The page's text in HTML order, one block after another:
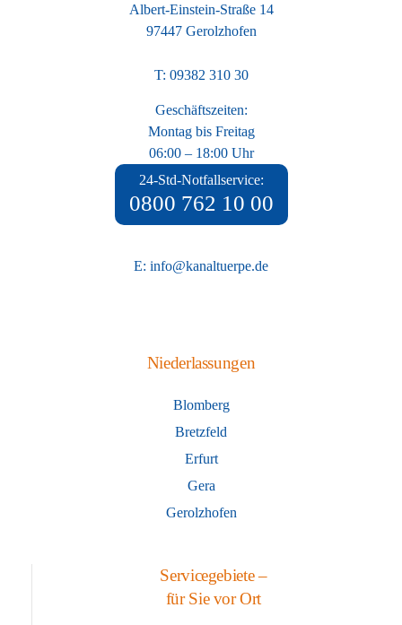
Albert-Einstein-Straße 14
97447 Gerolzhofen
T: 09382 310 30
Geschäftszeiten:
Montag bis Freitag
06:00 – 18:00 Uhr
24-Std-Notfallservice:
0800 762 10 00
E: info@kanaltuerpe.de
Niederlassungen
Blomberg
Bretzfeld
Erfurt
Gera
Gerolzhofen
Servicegebiete –
für Sie vor Ort